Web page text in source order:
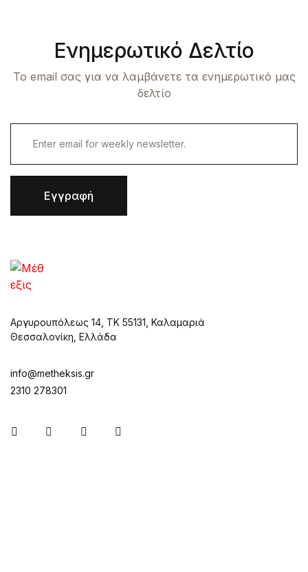
Ενημερωτικό Δελτίο
Το email σας για να λαμβάνετε τα ενημερωτικό μας
δελτίο
Εγγραφή
Αργυρουπόλεως 14, ΤΚ 55131, Καλαμαριά
Θεσσαλονίκη, Ελλάδα
info@metheksis.gr
2310 278301
InstagramFacebookTwitter